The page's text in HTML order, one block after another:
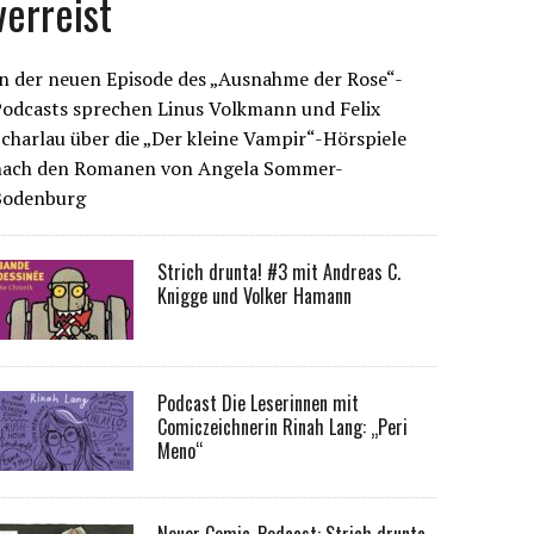
der neuen Episode des „Ausnahme der Rose“-
sprechen Linus Volkmann und Felix
über die „Der kleine Vampir“-Hörspiele
den Romanen von Angela Sommer-
Strich drunta! #3 mit Andreas C.
Knigge und Volker Hamann
Podcast Die Leserinnen mit
Comiczeichnerin Rinah Lang: „Peri
Meno“